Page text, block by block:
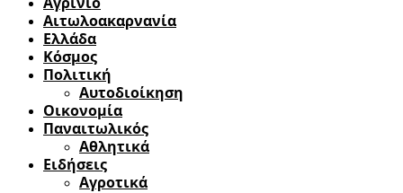
Αιτωλοακαρνανία
Ελλάδα
Κόσμος
Πολιτική
Αυτοδιοίκηση
Οικονομία
Παναιτωλικός
Αθλητικά
Ειδήσεις
Αγροτικά